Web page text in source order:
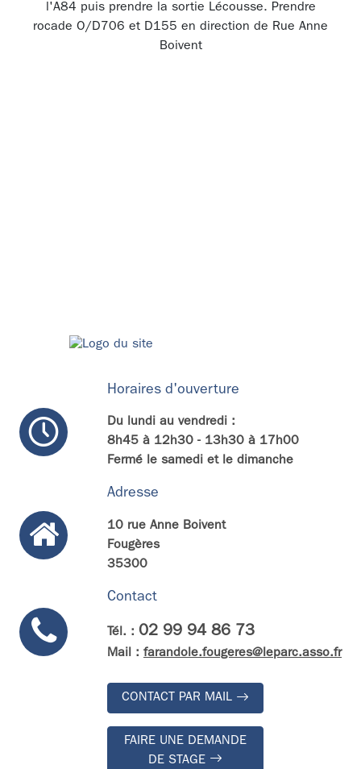
l'A84 puis prendre la sortie Lécousse. Prendre
rocade O/D706 et D155 en direction de Rue Anne
Boivent
Horaires d'ouverture
Du lundi au vendredi :
8h45 à 12h30 - 13h30 à 17h00
Fermé le samedi et le dimanche
Adresse
10 rue Anne Boivent
Fougères
35300
Contact
Tél. : 02 99 94 86 73
Mail : farandole.fougeres@leparc.asso.fr
CONTACT PAR MAIL
FAIRE UNE DEMANDE
DE STAGE